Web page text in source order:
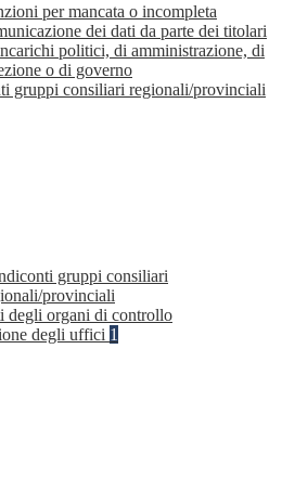
per mancata o incompleta
dei dati da parte dei titolari
politici, di amministrazione, di
o di governo
gruppi consiliari regionali/provinciali
gruppi consiliari
provinciali
degli organi di controllo
degli uffici 1